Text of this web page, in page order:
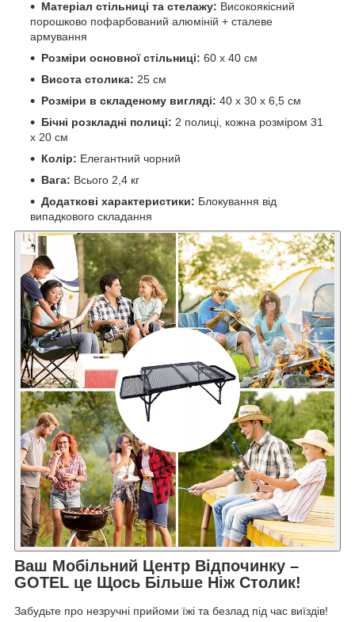
Матеріал стільниці та стелажу: Високоякісний
порошково пофарбований алюміній + сталеве
армування
Розміри основної стільниці: 60 х 40 см
Висота столика: 25 см
Розміри в складеному вигляді: 40 х 30 х 6,5 см
Бічні розкладні полиці: 2 полиці, кожна розміром 31
х 20 см
Колір: Елегантний чорний
Вага: Всього 2,4 кг
Додаткові характеристики: Блокування від
випадкового складання
Ваш Мобільний Центр Відпочинку –
GOTEL це Щось Більше Ніж Столик!
Забудьте про незручні прийоми їжі та безлад під час виїздів!